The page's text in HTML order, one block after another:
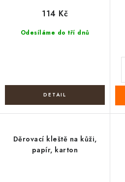
Odesíláme do tří dnů
114 Kč
Děrovací kleště na kůži,
papír, karton